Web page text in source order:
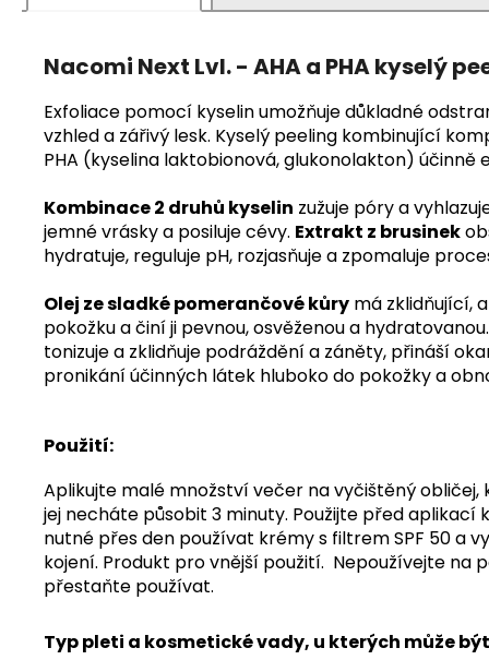
Nacomi Next Lvl. - AHA a PHA kyselý
Exfoliace pomocí kyselin umožňuje důkladné
vzhled a zářivý lesk. Kyselý peeling kombinující
PHA (kyselina laktobionová, glukonolakton)
Kombinace 2 druhů kyselin zužuje póry a
jemné vrásky a posiluje cévy. Extrakt z brusinek
hydratuje, reguluje pH, rozjasňuje a zpomaluje
Olej ze sladké pomerančové kůry má zklidňující,
pokožku a činí ji pevnou, osvěženou a
tonizuje a zklidňuje podráždění a záněty, přináší
pronikání účinných látek hluboko do pokožky a
Použití:
Aplikujte malé množství večer na vyčištěný
jej necháte působit 3 minuty. Použijte před aplikací
nutné přes den používat krémy s filtrem SPF 50 a
kojení. Produkt pro vnější použití. Nepoužívejte na
přestaňte používat.
Typ pleti a kosmetické vady, u kterých může